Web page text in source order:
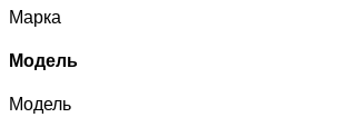
Марка
Модель
Модель